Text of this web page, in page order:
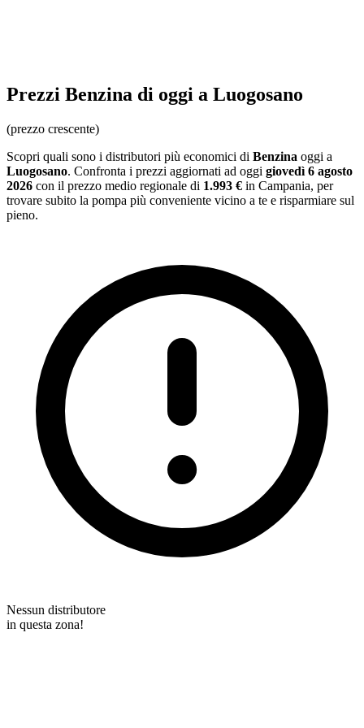
Prezzi Benzina di oggi a Luogosano
(prezzo crescente)
Scopri quali sono i distributori più economici di Benzina oggi a
Luogosano. Confronta i prezzi aggiornati ad oggi giovedì 6 agosto
2026 con il prezzo medio regionale di 1.993 € in Campania, per
trovare subito la pompa più conveniente vicino a te e risparmiare sul
pieno.
Nessun distributore
in questa zona!